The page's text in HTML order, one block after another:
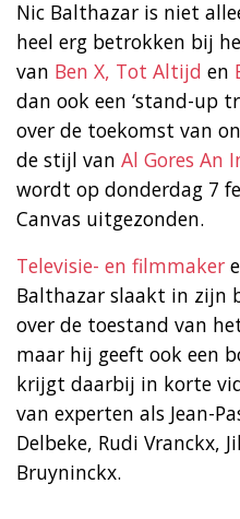
Nic Balthazar is niet
heel erg betrokken bij
van Ben X, Tot Altijd en
dan ook een ‘stand-up
over de toekomst van
de stijl van Al Gores An
wordt op donderdag 7
Canvas uitgezonden.
Televisie- en filmmaker
Balthazar slaakt in zijn
over de toestand van
maar hij geeft ook een
krijgt daarbij in korte
van experten als Jean-
Delbeke, Rudi Vranckx,
Bruyninckx.